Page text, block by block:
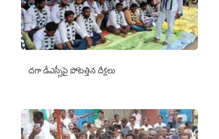
దగా డీఎస్సీపై పోటెత్తిన దీక్షలు